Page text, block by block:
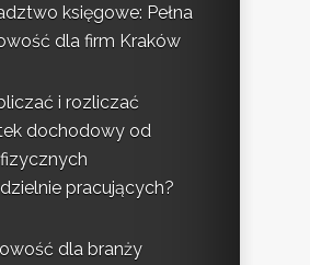
księgowe: Pełna
dla firm Kraków
i rozliczać
dochodowy od
pracujących?
dla branży